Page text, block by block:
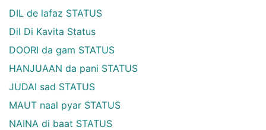
DIL de lafaz STATUS
Dil Di Kavita Status
DOORI da gam STATUS
HANJUAAN da pani STATUS
JUDAI sad STATUS
MAUT naal pyar STATUS
NAINA di baat STATUS